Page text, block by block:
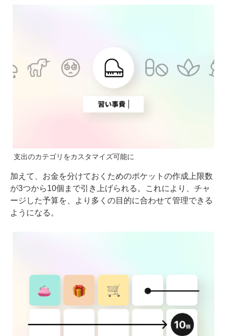
支出のカテゴリをカスタマイズ可能に
加えて、お金を分けておくためのポケットの作成上限数
が3つから10個まで引き上げられる。これにより、チャ
ージした予算を、より多くの目的に合わせて管理できる
ようになる。